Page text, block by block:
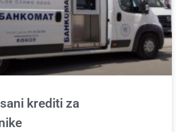
krediti za